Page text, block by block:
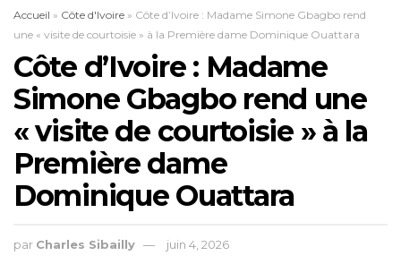
Accueil » Côte d'Ivoire » Côte d’Ivoire : Madame Simone Gbagbo rend
une « visite de courtoisie » à la Première dame Dominique Ouattara
Côte d’Ivoire : Madame
Simone Gbagbo rend une
« visite de courtoisie » à la
Première dame
Dominique Ouattara
par Charles Sibailly juin 4, 2026